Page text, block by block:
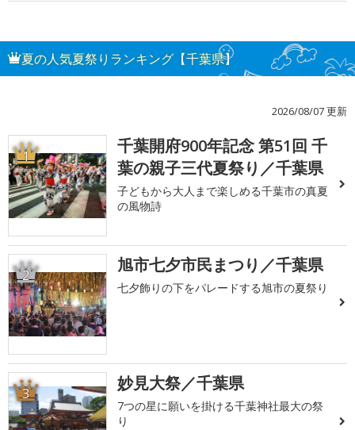
夏の人気夏祭りランキング【千葉県】
2026/08/07 更新
1
千葉開府900年記念 第51回 千
葉の親子三代夏祭り／千葉県
子どもから大人まで楽しめる千葉市の真夏
の風物詩
2 旭市七夕市民まつり／千葉県
七夕飾りの下をパレードする旭市の夏祭り
3 妙見大祭／千葉県
7つの星に願いを掛ける千葉神社最大の祭
り